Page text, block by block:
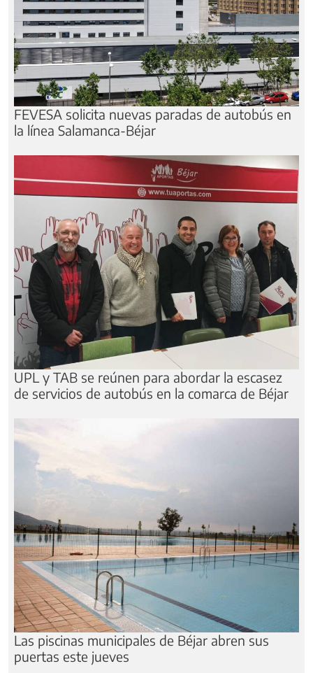
FEVESA solicita nuevas paradas de autobús en
la línea Salamanca-Béjar
UPL y TAB se reúnen para abordar la escasez
de servicios de autobús en la comarca de Béjar
Las piscinas municipales de Béjar abren sus
puertas este jueves